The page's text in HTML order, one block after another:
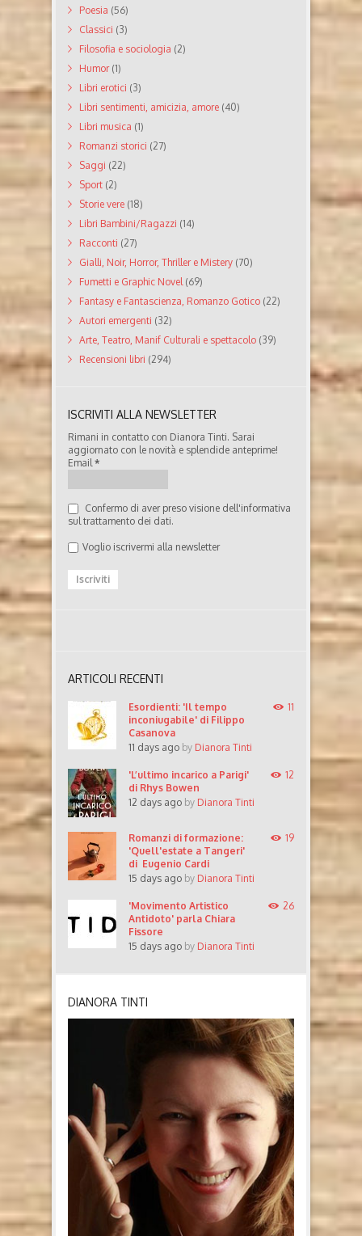
Poesia (56)
Classici (3)
Filosofia e sociologia (2)
Humor(1)
Libri erotici (3)
Libri sentimenti, amicizia, amore (40)
Libri musica (1)
Romanzi storici (27)
Saggi (22)
Sport (2)
Storie vere (18)
Libri Bambini/Ragazzi (14)
Racconti (27)
Gialli, Noir, Horror, Thriller e Mistery (70)
Fumetti e Graphic Novel(69)
Fantasy e Fantascienza, Romanzo Gotico (22)
Autori emergenti (32)
Arte, Teatro, Manif Culturali e spettacolo (39)
Recensioni libri (294)
ISCRIVITI ALLA NEWSLETTER
Rimani in contatto con Dianora Tinti. Sarai
aggiornato con le novità e splendide anteprime!
Email*
Confermo di aver preso visione dell'informativa
sul trattamento dei dati.
Voglio iscrivermi alla newsletter
ARTICOLI RECENTI
Esordienti: 'Il tempo
inconiugabile' di Filippo
Casanova
11 days ago by Dianora Tinti
11
'L’ultimo incarico a Parigi'
di Rhys Bowen
12 days ago by Dianora Tinti
12
Romanzi di formazione:
'Quell'estate a Tangeri'
di Eugenio Cardi
15 days ago by Dianora Tinti
19
'Movimento Artistico
Antidoto' parla Chiara
Fissore
15 days ago by Dianora Tinti
26
DIANORA TINTI